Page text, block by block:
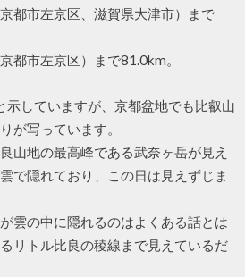
都市左京区、滋賀県大津市）まで
都市左京区）まで81.0km。
示していますが、京都盆地でも比叡山
が写っています。
山地の最高峰である武奈ヶ岳が見え
で隠れており、この日は見えずじま
雲の中に隠れるのはよくある話とは
リトル比良の稜線まで見えているだ